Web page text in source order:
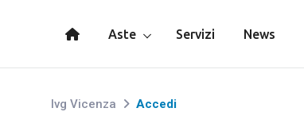
Aste Servizi News
Ivg Vicenza Accedi